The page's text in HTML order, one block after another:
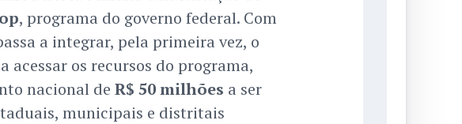
, programa do governo federal. Com
a integrar, pela primeira vez, o
acessar os recursos do programa,
nacional de R$ 50 milhões a ser
municipais e distritais